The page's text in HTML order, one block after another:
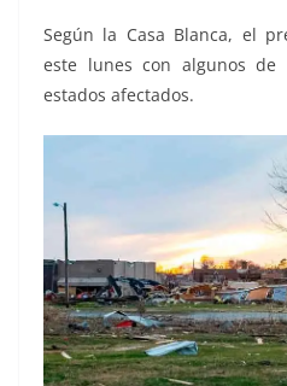
Según la Casa Blanca, el
este lunes con algunos de
estados afectados.